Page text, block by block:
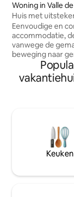
Woning in Valle
Huis met
Bravo.
Eenvoudige en
accommodatie,
vanwege de
beweging naar
buurt van het
stappen van de
tempel van
meer vanaf het
over
meter zijn er 2
parkeerplaatsen.
w/low.
Keuken